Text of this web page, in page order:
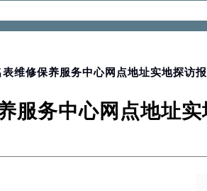
澳门、台湾全部区域（非大陆需加拨
约）
）
维修保养服务中心网点地址实地探访
服务中心网点地址